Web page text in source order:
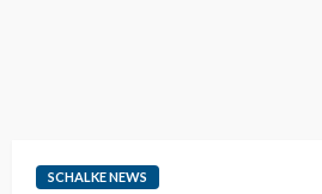
SCHALKE NEWS